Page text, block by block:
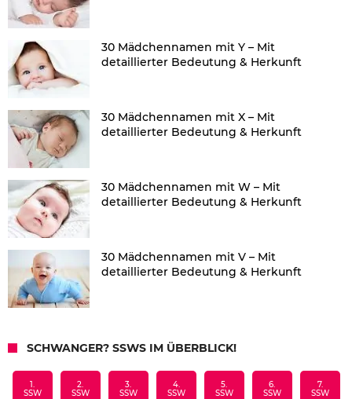
30 Mädchennamen mit Y – Mit
detaillierter Bedeutung & Herkunft
30 Mädchennamen mit X – Mit
detaillierter Bedeutung & Herkunft
30 Mädchennamen mit W – Mit
detaillierter Bedeutung & Herkunft
30 Mädchennamen mit V – Mit
detaillierter Bedeutung & Herkunft
SCHWANGER? SSWS IM ÜBERBLICK!
1.
SSW
2.
SSW
3.
SSW
4.
SSW
5.
SSW
6.
SSW
7.
SSW